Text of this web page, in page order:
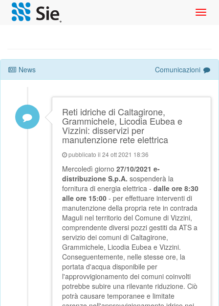
News Comunicazioni
Reti idriche di Caltagirone,
Grammichele, Licodia Eubea e
Vizzini: disservizi per
manutenzione rete elettrica
pubblicato il 24 ott 2021 18:36
Mercoledì giorno 27/10/2021 e-
distribuzione S.p.A. sospenderà la
fornitura di energia elettrica - dalle ore 8:30
alle ore 15:00 - per effettuare interventi di
manutenzione della propria rete in contrada
Maguli nel territorio del Comune di Vizzini,
comprendente diversi pozzi gestiti da ATS a
servizio dei comuni di Caltagirone,
Grammichele, Licodia Eubea e Vizzini.
Conseguentemente, nelle stesse ore, la
portata d'acqua disponibile per
l'approvvigionamento dei comuni coinvolti
potrebbe subire una rilevante riduzione. Ciò
potrà causare temporanee e limitate